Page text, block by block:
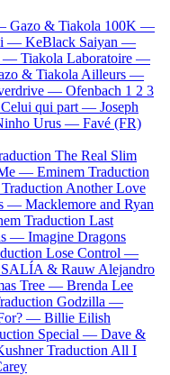
Gazo & Tiakola 100K —
— KeBlack Saiyan —
— Tiakola Laboratoire —
& Tiakola Ailleurs —
— Ofenbach 1 2 3
Celui qui part — Joseph
Urus — Favé (FR)
The Real Slim
— Eminem Traduction
Traduction Another Love
— Macklemore and Ryan
Traduction Last
— Imagine Dragons
Lose Control —
& Rauw Alejandro
Tree — Brenda Lee
Godzilla —
— Billie Eilish
Special — Dave &
Traduction All I